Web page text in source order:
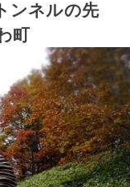
ンネルの先
町